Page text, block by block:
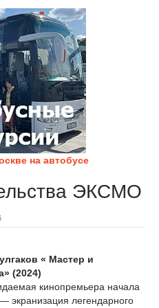
на автобусе
ЭКСМО
« Мастер и
(2024)
кинопремьера начала
экранизация легендарного